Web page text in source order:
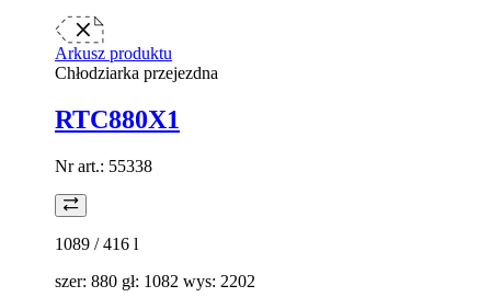
Arkusz produktu
Chłodziarka przejezdna
RTC880X1
Nr art.: 55338
1089 / 416 l
szer: 880 gł: 1082 wys: 2202